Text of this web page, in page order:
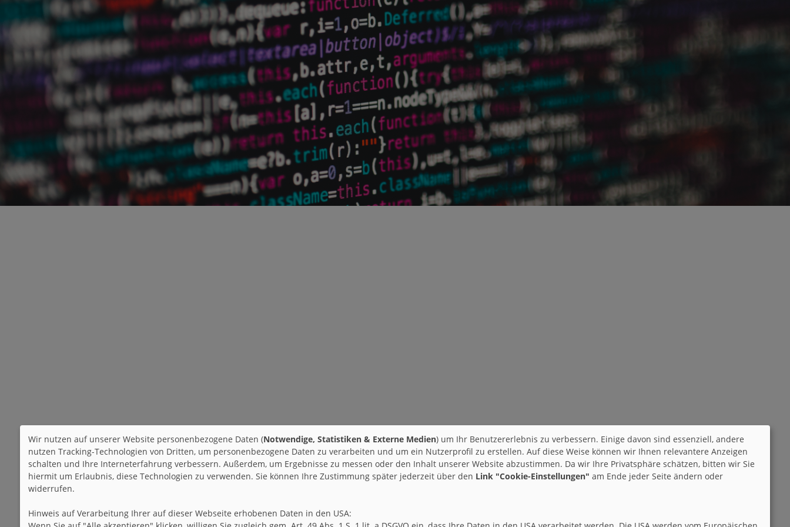
Wir nutzen auf unserer Website personenbezogene Daten (Notwendige, Statistiken & Externe Medien) um Ihr Benutzererlebnis zu verbessern. Einige davon sind essenziell, andere
nutzen Tracking-Technologien von Dritten, um personenbezogene Daten zu verarbeiten und um ein Nutzerprofil zu erstellen. Auf diese Weise können wir Ihnen relevantere Anzeigen
schalten und Ihre Interneterfahrung verbessern. Außerdem, um Ergebnisse zu messen oder den Inhalt unserer Website abzustimmen. Da wir Ihre Privatsphäre schätzen, bitten wir Sie
hiermit um Erlaubnis, diese Technologien zu verwenden. Sie können Ihre Zustimmung später jederzeit über den Link "Cookie-Einstellungen" am Ende jeder Seite ändern oder
widerrufen.
Hinweis auf Verarbeitung Ihrer auf dieser Webseite erhobenen Daten in den USA: